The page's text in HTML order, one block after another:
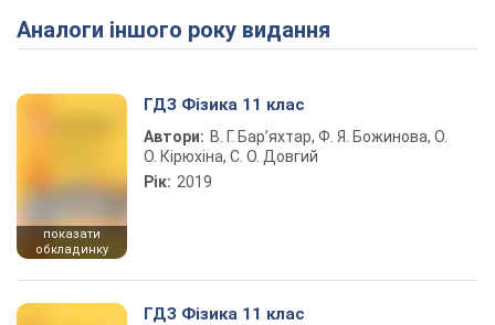
Play Video
Аналоги іншого року видання
показати
обкладинку
ГДЗ Фізика 11 клас
Автори: В. Г. Бар’яхтар, Ф. Я. Божинова, О.
О. Кірюхіна, С. О. Довгий
Рік: 2019
ГДЗ Фізика 11 клас